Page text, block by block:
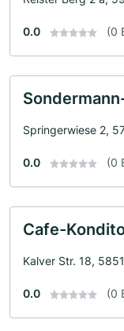
0.0 (0
Springerwiese 2,
0.0 (0
Cafe-
Kalver Str. 18,
0.0 (0